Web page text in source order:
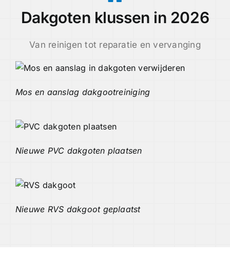
Dakgoten klussen in 2026
Van reinigen tot reparatie en vervanging
Mos en aanslag dakgootreiniging
Nieuwe PVC dakgoten plaatsen
Nieuwe RVS dakgoot geplaatst